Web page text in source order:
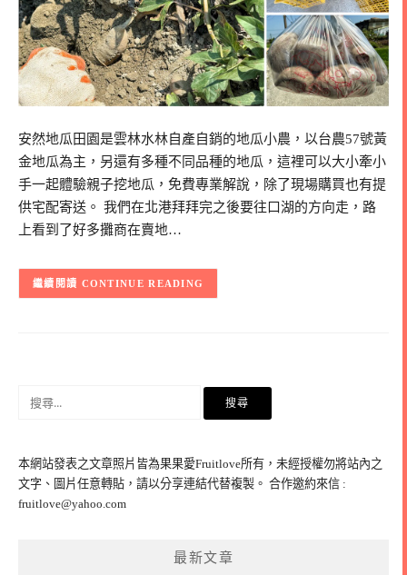
安然地瓜田園是雲林水林自產自銷的地瓜小農，以台農57號黃
金地瓜為主，另還有多種不同品種的地瓜，這裡可以大小牽小
手一起體驗親子挖地瓜，免費專業解說，除了現場購買也有提
供宅配寄送。 我們在北港拜拜完之後要往口湖的方向走，路
上看到了好多攤商在賣地…
CONTINUE READING
字:
本網站發表之文章照片皆為果果愛Fruitlove所有，未經授權勿將站內之
文字、圖片任意轉貼，請以分享連結代替複製。 合作邀約來信 :
fruitlove@yahoo.com
最新文章